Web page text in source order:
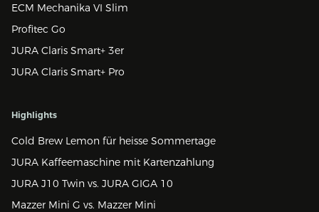
ECM Mechanika VI Slim
Profitec Go
JURA Claris Smart+ 3er
JURA Claris Smart+ Pro
Highlights
Cold Brew Lemon für heisse Sommertage
JURA Kaffeemaschine mit Kartenzahlung
JURA J10 Twin vs. JURA GIGA 10
Mazzer Mini G vs. Mazzer Mini